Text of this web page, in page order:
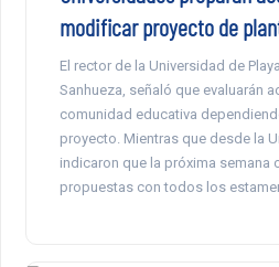
modificar proyecto de
El rector de la Universidad de
Sanhueza, señaló que evaluarán
comunidad educativa
proyecto. Mientras que desde la
indicaron que la próxima semana
propuestas con todos los